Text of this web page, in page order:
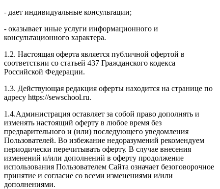
- дает индивидуальные консультации;
- оказывает иные услуги информационного и
консультационного характера.
1.2. Настоящая оферта является публичной офертой в
соответствии со статьей 437 Гражданского кодекса
Российской Федерации.
1.3. Действующая редакция оферты находится на странице по
адресу https://sewschool.ru.
1.4.Администрация оставляет за собой право дополнять и
изменять настоящий оферту в любое время без
предварительного и (или) последующего уведомления
Пользователей. Во избежание недоразумений рекомендуем
периодически перечитывать оферту. В случае внесения
изменений и/или дополнений в оферту продолжение
использования Пользователем Сайта означает безоговорочное
принятие и согласие со всеми изменениями и/или
дополнениями.